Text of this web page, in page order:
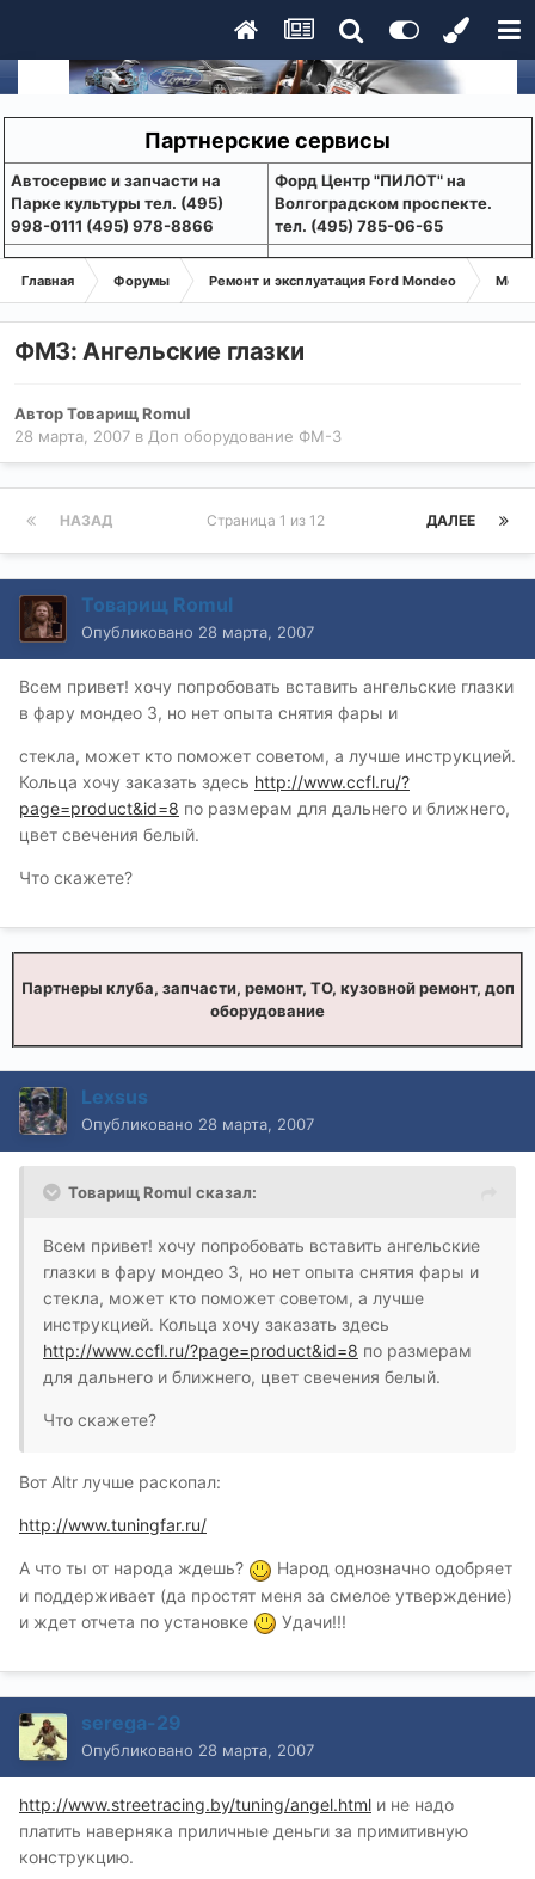
Партнерские сервисы
Aвтосервис и запчасти на
Парке культуры тел. (495)
998-0111 (495) 978-8866
Форд Центр "ПИЛОТ" на
Волгоградском проспекте.
тел. (495) 785-06-65
Главная Форумы Ремонт и эксплуатация Ford Mondeo
ФМ3: Ангельские глазки
АвторТоварищ Romul
28 марта, 2007 в Доп оборудование ФМ-3
НАЗАД ДАЛЕЕ
Страница 1 из 12
Товарищ Romul
Опубликовано 28 марта, 2007
Всем привет! хочу попробовать вставить ангельские глазки
в фару мондео 3, но нет опыта снятия фары и
стекла, может кто поможет советом, а лучше инструкцией.
Кольца хочу заказать здесь http://www.ccfl.ru/?
page=product&id=8 по размерам для дальнего и ближнего,
цвет свечения белый.
Что скажете?
Партнеры клуба, запчасти, ремонт, ТО, кузовной ремонт, доп
оборудование
Lexsus
Опубликовано 28 марта, 2007
Товарищ Romul сказал:
Всем привет! хочу попробовать вставить ангельские
глазки в фару мондео 3, но нет опыта снятия фары и
стекла, может кто поможет советом, а лучше
инструкцией. Кольца хочу заказать здесь
http://www.ccfl.ru/?page=product&id=8 по размерам
для дальнего и ближнего, цвет свечения белый.
Что скажете?
Вот Altr лучше раскопал:
http://www.tuningfar.ru/
А что ты от народа ждешь?
Народ однозначно одобряет
и поддерживает (да простят меня за смелое утверждение)
и ждет отчета по установке
Удачи!!!
serega-29
Опубликовано 28 марта, 2007
http://www.streetracing.by/tuning/angel.html и не надо
платить наверняка приличные деньги за примитивную
конструкцию.